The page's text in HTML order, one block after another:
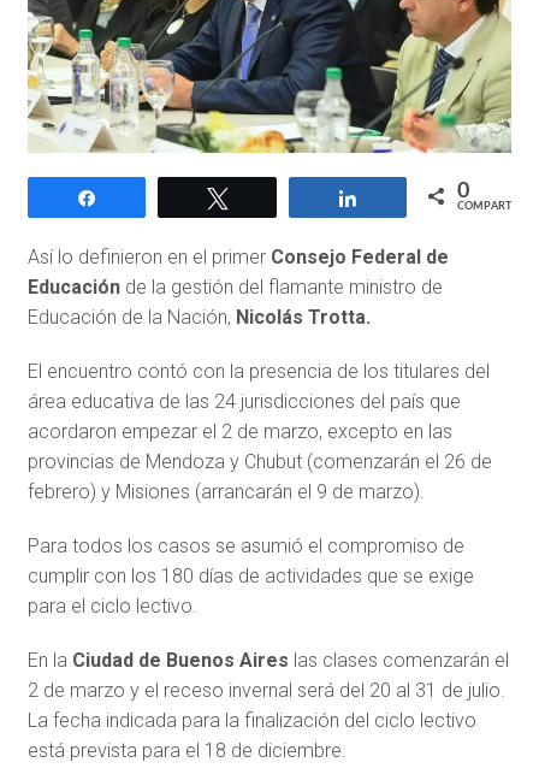
Compartir 0
COMPARTIR
Así lo definieron en el primer Consejo Federal de
Educaciónde la gestión del flamante ministro de
Educación de la Nación, Nicolás Trotta.
El encuentro contó con la presencia de los titulares del
área educativa de las 24 jurisdicciones del país que
acordaron empezar el 2 de marzo, excepto en las
provincias de Mendoza y Chubut (comenzarán el 26 de
febrero) y Misiones (arrancarán el 9 de marzo).
Para todos los casos se asumió el compromiso de
cumplir con los 180 días de actividades que se exige
para el ciclo lectivo.
En la Ciudad de Buenos Aires las clases comenzarán el
2 de marzo y el receso invernal será del 20 al 31 de julio.
La fecha indicada para la finalización del ciclo lectivo
está prevista para el 18 de diciembre.